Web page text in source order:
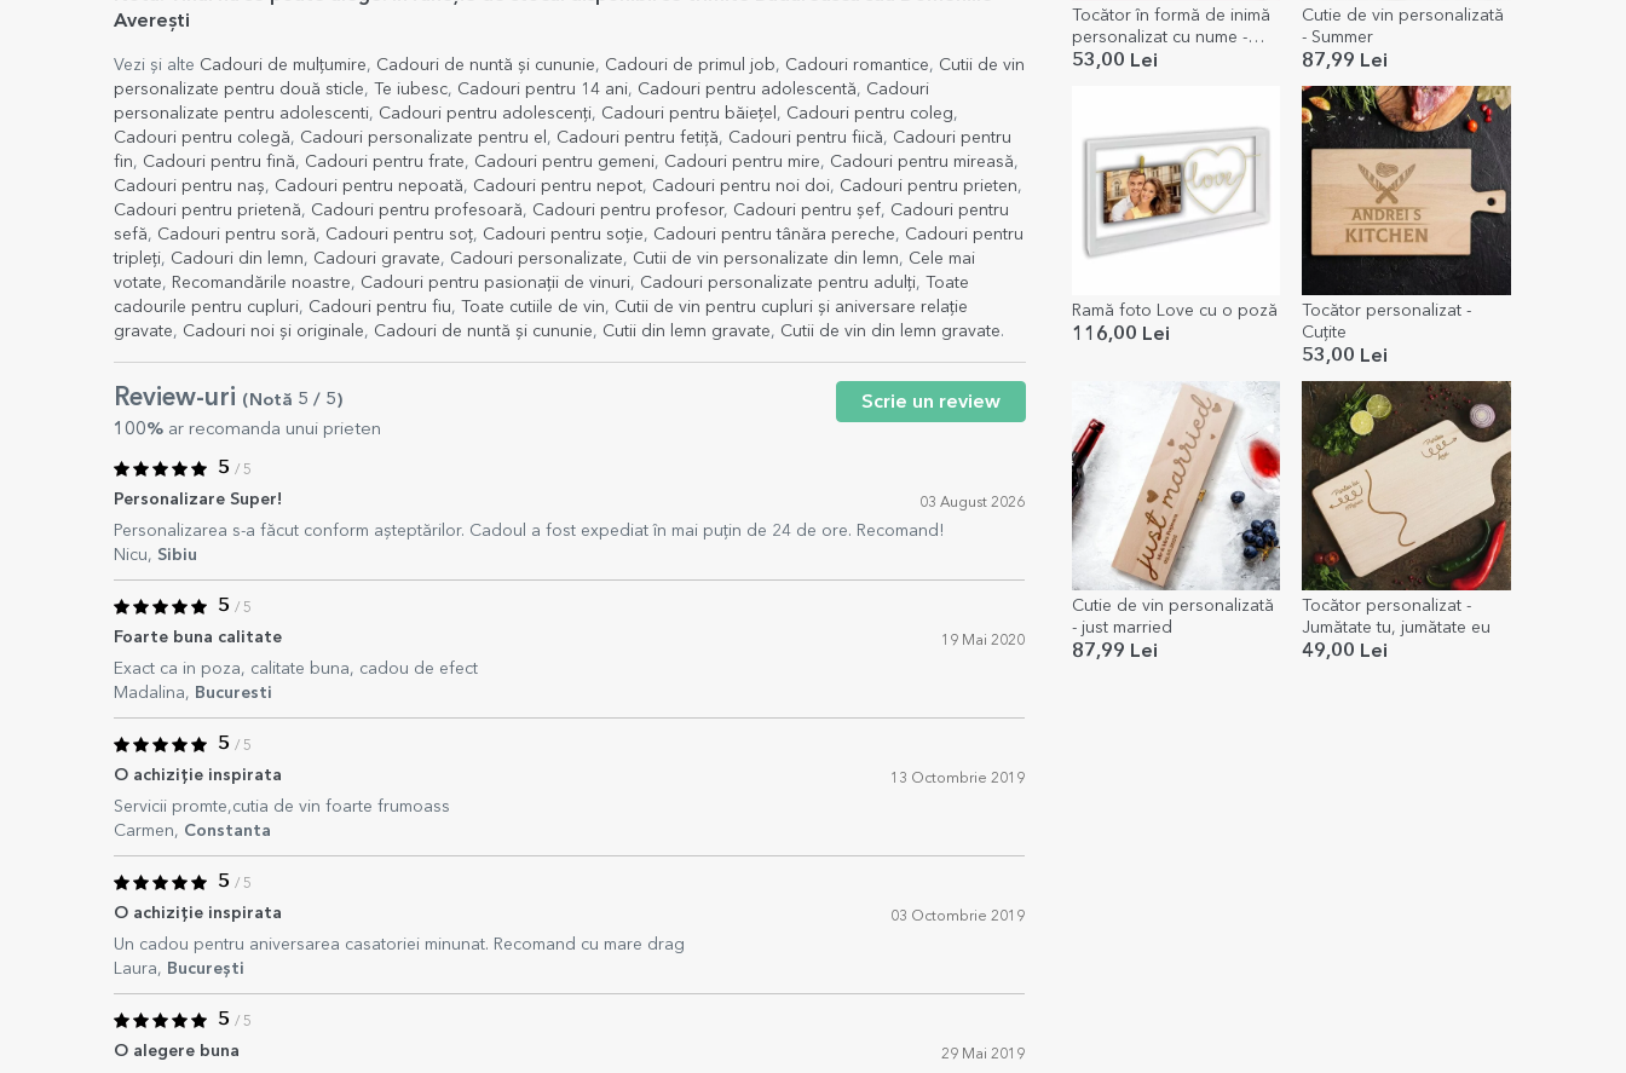
Tocător în formă de inimă
personalizat cu nume -
Iubire
53,00 Lei
Cutie de vin personalizată
- Summer
87,99 Lei
Ramă foto Love cu o poză
116,00 Lei
Tocător personalizat -
Cuțite
53,00 Lei
Cutie de vin personalizată
- just married
87,99 Lei
Tocător personalizat -
Jumătate tu, jumătate eu
49,00 Lei
Averești
Vezi și alte Cadouri de mulțumire, Cadouri de nuntă și cununie, Cadouri de primul job, Cadouri romantice, Cutii de vin
personalizate pentru două sticle, Te iubesc, Cadouri pentru 14 ani, Cadouri pentru adolescentă, Cadouri
personalizate pentru adolescenti, Cadouri pentru adolescenți, Cadouri pentru băiețel , Cadouri pentru coleg,
Cadouri pentru colegă, Cadouri personalizate pentru el , Cadouri pentru fetiță, Cadouri pentru fiică, Cadouri pentru
fin, Cadouri pentru fină, Cadouri pentru frate, Cadouri pentru gemeni, Cadouri pentru mire, Cadouri pentru mireasă,
Cadouri pentru naș, Cadouri pentru nepoată, Cadouri pentru nepot, Cadouri pentru noi doi, Cadouri pentru prieten,
Cadouri pentru prietenă, Cadouri pentru profesoară, Cadouri pentru profesor, Cadouri pentru șef, Cadouri pentru
sefă, Cadouri pentru soră, Cadouri pentru soț, Cadouri pentru soție, Cadouri pentru tânăra pereche, Cadouri pentru
tripleți, Cadouri din lemn, Cadouri gravate, Cadouri personalizate, Cutii de vin personalizate din lemn, Cele mai
votate, Recomandările noastre, Cadouri pentru pasionații de vinuri, Cadouri personalizate pentru adulți,
Toate
cadourile pentru cupluri, Cadouri pentru fiu, Toate cutiile de vin, Cutii de vin pentru cupluri și aniversare relație
gravate, Cadouri noi și originale, Cadouri de nuntă și cununie, Cutii din lemn gravate, Cutii de vin din lemn gravate.
Review-uri (Notă 5 / 5)
100% ar recomanda unui prieten
Scrie un review
5 / 5
Personalizare Super! 03 August 2026
Personalizarea s-a făcut conform așteptărilor. Cadoul a fost expediat în mai puțin de 24 de ore. Recomand!
Nicu, Sibiu
5 / 5
Foarte buna calitate 19 Mai 2020
Exact ca in poza, calitate buna, cadou de efect
Madalina, Bucuresti
5 / 5
O achiziție inspirata 13 Octombrie 2019
Servicii promte,cutia de vin foarte frumoass
Carmen, Constanta
5 / 5
O achiziție inspirata 03 Octombrie 2019
Un cadou pentru aniversarea casatoriei minunat. Recomand cu mare drag
Laura, București
5 / 5
O alegere buna 29 Mai 2019